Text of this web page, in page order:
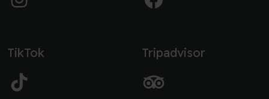
TikTok Tripadvisor